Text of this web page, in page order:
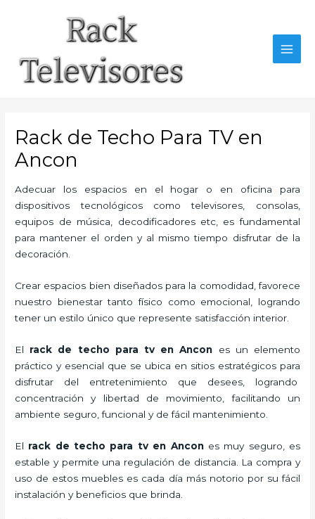
Rack de Techo Para TV en
Ancon
Adecuar los espacios en el hogar o en oficina para
dispositivos tecnológicos como televisores, consolas,
equipos de música, decodificadores etc, es fundamental
para mantener el orden y al mismo tiempo disfrutar de la
decoración.
Crear espacios bien diseñados para la comodidad, favorece
nuestro bienestar tanto físico como emocional, logrando
tener un estilo único que represente satisfacción interior.
El rack de techo para tv en Ancon es un elemento
práctico y esencial que se ubica en sitios estratégicos para
disfrutar del entretenimiento que desees, logrando
concentración y libertad de movimiento, facilitando un
ambiente seguro, funcional y de fácil mantenimiento.
El rack de techo para tven Ancon es muy seguro, es
estable y permite una regulación de distancia. La compra y
uso de estos muebles es cada día más notorio por su fácil
instalación y beneficios que brinda.